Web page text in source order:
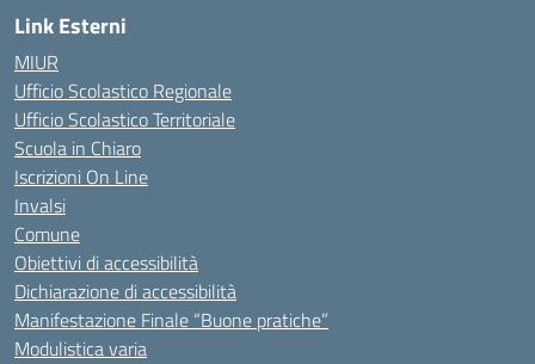
Link Esterni
MIUR
Ufficio Scolastico Regionale
Ufficio Scolastico Territoriale
Scuola in Chiaro
Iscrizioni On Line
Invalsi
Comune
Obiettivi di accessibilità
Dichiarazione di accessibilità
Manifestazione Finale “Buone pratiche”
Modulistica varia